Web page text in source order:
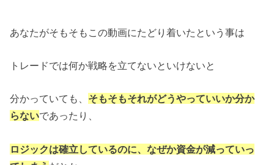
あなたがそもそもこの動画にたどり着いたという事は
トレードでは何か戦略を立てないといけないと
分かっていても、 そもそもそれがどうやっていいか分か
らないであったり、
ロジックは確立しているのに、なぜか資金が減っていっ